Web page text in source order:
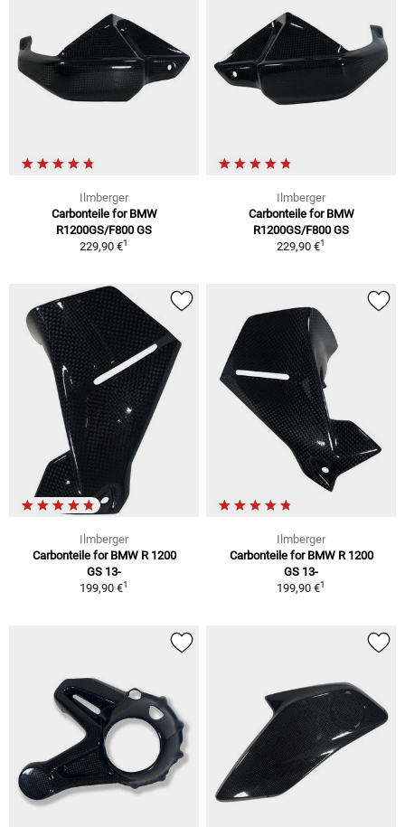
Ilmberger
Carbonteile for BMW
R1200GS/F800 GS
229,90 €1
Ilmberger
Carbonteile for BMW
R1200GS/F800 GS
229,90 €1
Ilmberger
Carbonteile for BMW R 1200
GS 13-
199,90 €1
Ilmberger
Carbonteile for BMW R 1200
GS 13-
199,90 €1